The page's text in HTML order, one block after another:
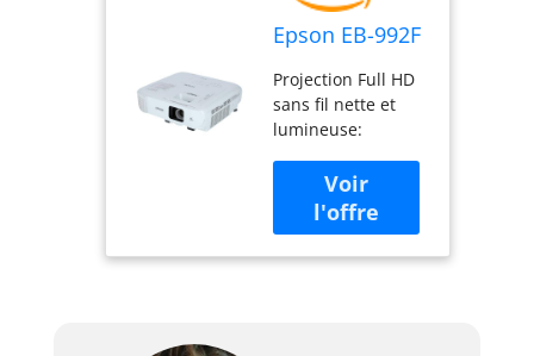
Epson EB-992F
Projection Full HD
sans fil nette et
lumineuse:
et niveaux élevés
et équivalents de
luminosité blanche
et couleur